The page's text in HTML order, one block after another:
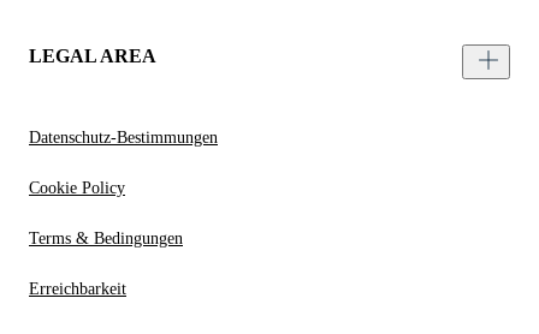
LEGAL AREA
Datenschutz-Bestimmungen
Cookie Policy
Terms & Bedingungen
Erreichbarkeit